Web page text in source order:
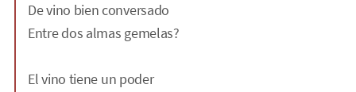
De vino bien conversado
Entre dos almas gemelas?
El vino tiene un poder